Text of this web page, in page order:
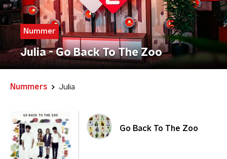
Nummer
Julia - Go Back To The Zoo
Nummers Julia
Go Back To The Zoo